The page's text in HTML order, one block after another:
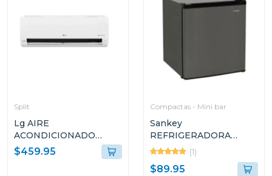
Split
Lg AIRE
ACONDICIONADO
SPLIT DUAL INVERTER
12000BTU KW
$459.95
Compactas - Mini bar
Sankey
REFRIGERADORA
COMPACTO DE 1
PUERTA 1.7P³ F280
(1)
$89.95